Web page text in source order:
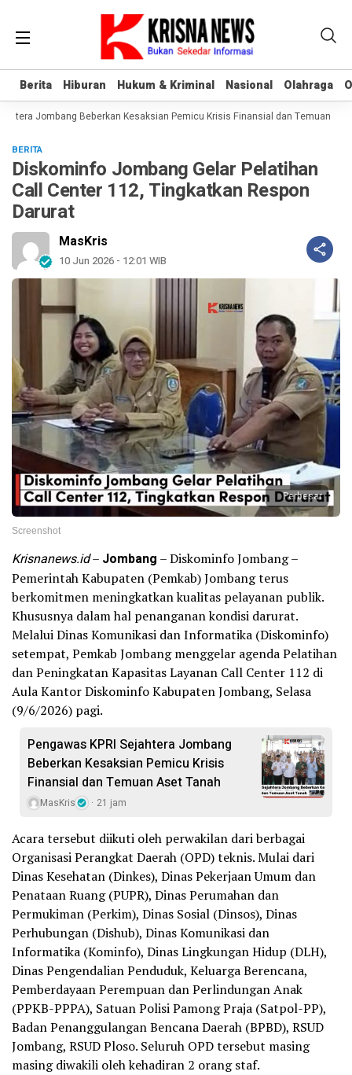
Berita Hiburan Hukum & Kriminal Nasional Olahraga
Berita Hiburan Hukum & Kriminal Nasional Olahraga
Jombang Beberkan Kesaksian Pemicu Krisis Finansial dan Temuan Aset
BERITA
Diskominfo Jombang Gelar Pelatihan
Call Center 112, Tingkatkan Respon
Darurat
MasKris
10 Jun 2026 - 12:01 WIB
Perbesar
Screenshot
Krisnanews.id– Jombang – Diskominfo Jombang –
Pemerintah Kabupaten (Pemkab) Jombang terus
berkomitmen meningkatkan kualitas pelayanan publik.
Khususnya dalam hal penanganan kondisi darurat.
Melalui Dinas Komunikasi dan Informatika (Diskominfo)
setempat, Pemkab Jombang menggelar agenda Pelatihan
dan Peningkatan Kapasitas Layanan Call Center 112 di
Aula Kantor Diskominfo Kabupaten Jombang, Selasa
(9/6/2026) pagi.
Pengawas KPRI Sejahtera Jombang
Beberkan Kesaksian Pemicu Krisis
Finansial dan Temuan Aset Tanah
MasKris 21 jam
Acara tersebut diikuti oleh perwakilan dari berbagai
Organisasi Perangkat Daerah (OPD) teknis. Mulai dari
Dinas Kesehatan (Dinkes), Dinas Pekerjaan Umum dan
Penataan Ruang (PUPR), Dinas Perumahan dan
Permukiman (Perkim), Dinas Sosial (Dinsos), Dinas
Perhubungan (Dishub), Dinas Komunikasi dan
Informatika (Kominfo), Dinas Lingkungan Hidup (DLH),
Dinas Pengendalian Penduduk, Keluarga Berencana,
Pemberdayaan Perempuan dan Perlindungan Anak
(PPKB-PPPA), Satuan Polisi Pamong Praja (Satpol-PP),
Badan Penanggulangan Bencana Daerah (BPBD), RSUD
Jombang, RSUD Ploso. Seluruh OPD tersebut masing
masing diwakili oleh kehadiran 2 orang staf.